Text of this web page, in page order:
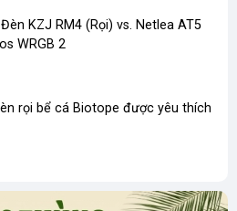
KZJ RM4 (Rọi) vs. Netlea AT5
WRGB 2
rọi bể cá Biotope được yêu thích